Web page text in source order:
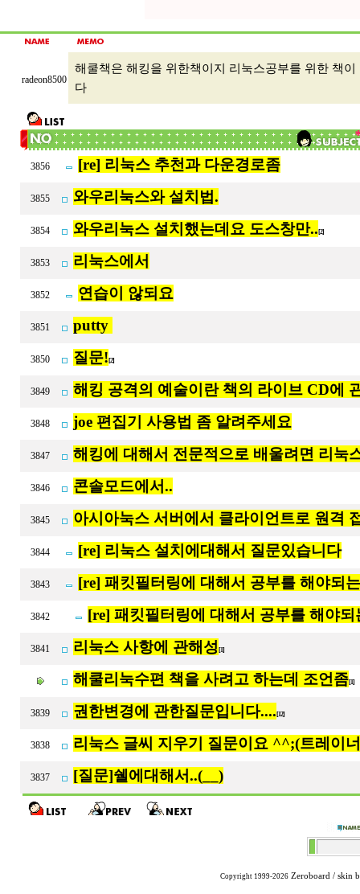
radeon8500
해쿨책은 해킹을 위한책이지 리눅스공부를 위한 책
다
3856 [re] 리눅스 추천과 다운경로좀
3855 와우리눅스와 설치법.
3854 와우리눅스 설치했는데요 도스창만.. [2]
3853 리눅스에서
3852 연습이 않되요
3851 putty
3850 질문! [2]
3849 해킹 공격의 예술이란 책의 라이브 CD에
3848 joe 편집기 사용법 좀 알려주세요
3847 해킹에 대해서 전문적으로 배울려면 리눅
3846 콘솔모드에서..
3845 아시아눅스 서버에서 클라이언트로 원격
3844 [re] 리눅스 설치에대해서 질문있습니다
3843 [re] 패킷필터링에 대해서 공부를 해야되
3842 [re] 패킷필터링에 대해서 공부를 해야되
3841 리눅스 사항에 관해성 [1]
해쿨리눅수편 책을 사려고 하는데 조언좀[1]
3839 권한변경에 관한질문입니다.... [12]
3838 리눅스 글씨 지우기 질문이요 ^^;(트레이
3837 [질문]쉘에대해서..(__)
Copyright 1999-2026 Zeroboard / skin